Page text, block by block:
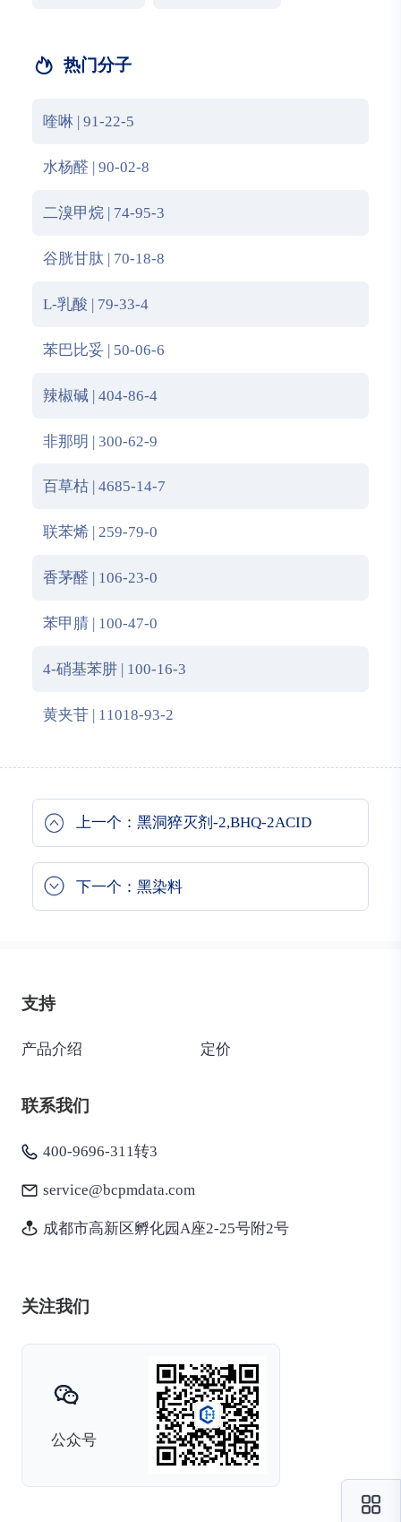
热门分子
喹啉 | 91-22-5
水杨醛 | 90-02-8
二溴甲烷 | 74-95-3
谷胱甘肽 | 70-18-8
L-乳酸 | 79-33-4
苯巴比妥 | 50-06-6
辣椒碱 | 404-86-4
非那明 | 300-62-9
百草枯 | 4685-14-7
联苯烯 | 259-79-0
香茅醛 | 106-23-0
苯甲腈 | 100-47-0
4-硝基苯肼 | 100-16-3
黄夹苷 | 11018-93-2
上一个：黑洞猝灭剂-2,BHQ-2ACID
下一个：黑染料
支持
产品介绍 定价
联系我们
400-9696-311转3
service@bcpmdata.com
成都市高新区孵化园A座2-25号附2号
关注我们
公众号